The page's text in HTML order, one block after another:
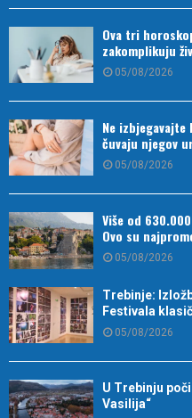
Ova tri
zakomplikuju
05/08/2026
Ne
čuvaju njegov
05/08/2026
Više od
Ovo su
05/08/2026
Trebinje:
Festivala
05/08/2026
U Trebinju
Vasilija“